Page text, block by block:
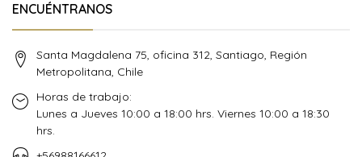
ENCUÉNTRANOS
Santa Magdalena 75, oficina 312, Santiago, Región
Metropolitana, Chile
Horas de trabajo:
Lunes a Jueves 10:00 a 18:00 hrs. Viernes 10:00 a 18:30
hrs.